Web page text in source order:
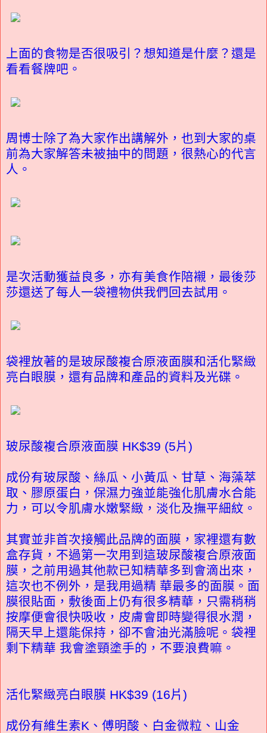
上面的食物是否很吸引？想知道是什麼？還是
看看餐牌吧。
周博士除了為大家作出講解外，也到大家的桌
前為大家解答未被抽中的問題，很熱心的代言
人。
是次活動獲益良多，亦有美食作陪襯，最後莎
莎還送了每人一袋禮物供我們回去試用。
袋裡放著的是玻尿酸複合原液面膜和活化緊緻
亮白眼膜，還有品牌和產品的資料及光碟。
玻尿酸複合原液面膜 HK$39 (5片)
成份有玻尿酸、絲瓜、小黃瓜、甘草、海藻萃
取、膠原蛋白，保濕力強並能強化肌膚水合能
力，可以令肌膚水嫩緊緻，淡化及撫平細紋。
其實並非首次接觸此品牌的面膜，家裡還有數
盒存貨，不過第一次用到這玻尿酸複合原液面
膜，之前用過其他款已知精華多到會滴出來，
這次也不例外，是我用過精 華最多的面膜。面
膜很貼面，敷後面上仍有很多精華，只需稍稍
按摩便會很快吸收，皮膚會即時變得很水潤，
隔天早上還能保持，卻不會油光滿臉呢。袋裡
剩下精華 我會塗頸塗手的，不要浪費嘛。
活化緊緻亮白眼膜 HK$39 (16片)
成份有維生素K、傅明酸、白金微粒、山金